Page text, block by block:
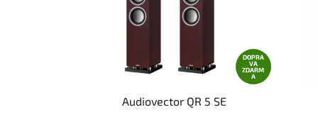
DOPRA
VA
ZDARM
A
Audiovector QR 5 SE